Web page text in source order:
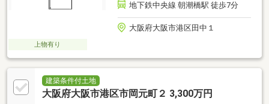
地下鉄中央線 朝潮橋駅 徒歩7分
大阪府大阪市港区田中１
上物有り
建築条件付土地
大阪府大阪市港区市岡元町２ 3,300万円